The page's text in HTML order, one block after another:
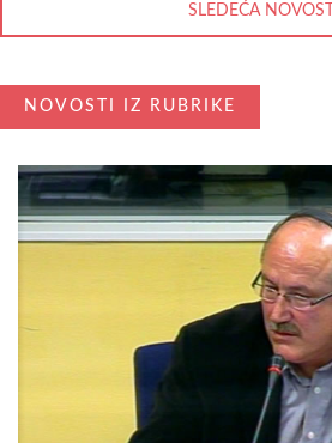
SLEDEĆA NOVOST
NOVOSTI IZ RUBRIKE